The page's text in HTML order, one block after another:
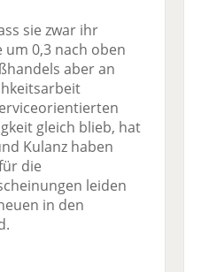
sie zwar ihr
0,3 nach oben
aber an
gleich blieb, hat
Kulanz haben
die
leiden
in den